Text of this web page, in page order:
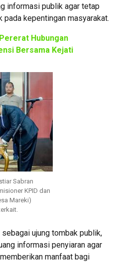
informasi publik agar tetap
pada kepentingan masyarakat.
Hubungan
Bersama Kejati
Sabran
KPID dan
Mareki)
ujung tombak publik,
informasi penyiaran agar
manfaat bagi